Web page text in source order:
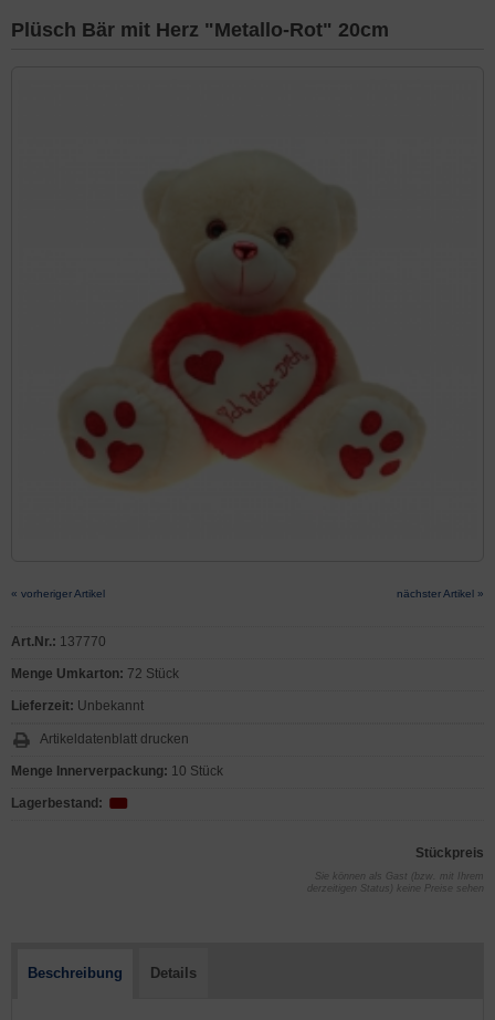
Plüsch Bär mit Herz "Metallo-Rot" 20cm
« vorheriger Artikel nächster Artikel »
Art.Nr.: 137770
Menge Umkarton: 72 Stück
Lieferzeit: Unbekannt
Artikeldatenblatt drucken
Menge Innerverpackung: 10 Stück
Lagerbestand:
Stückpreis
Sie können als Gast (bzw. mit Ihrem
derzeitigen Status) keine Preise sehen
Beschreibung Details